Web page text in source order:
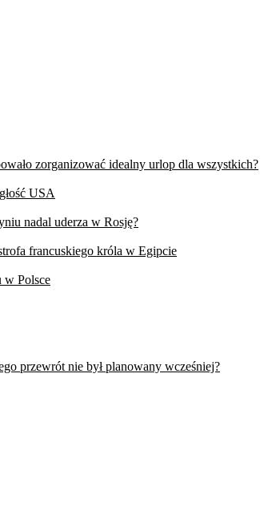
zorganizować idealny urlop dla wszystkich?
USA
nadal uderza w Rosję?
francuskiego króla w Egipcie
w Polsce
przewrót nie był planowany wcześniej?